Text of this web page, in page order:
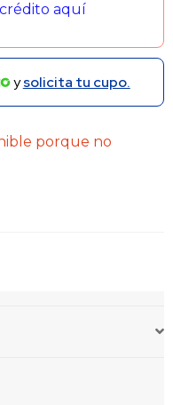
aquí
ysolicita tu cupo.
porque no